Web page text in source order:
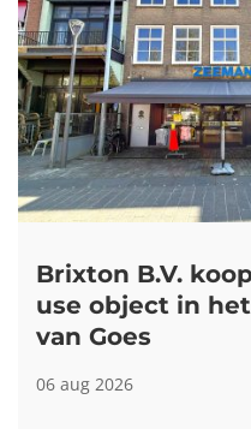
Brixton B.V.
use object in
van Goes
06 aug 2026